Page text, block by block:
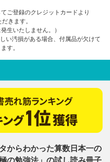
ご登録のクレジットカードより
きます。
生いたしません。）
い汚損がある場合、付属品が欠けて
す。
からわかった算数日本一の
の勉強法」の試し読み冊子